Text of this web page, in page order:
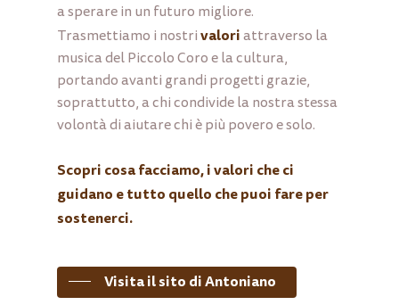
a sperare in un futuro migliore.
Trasmettiamo i nostri valori attraverso la
musica del Piccolo Coro e la cultura,
portando avanti grandi progetti grazie,
soprattutto, a chi condivide la nostra stessa
volontà di aiutare chi è più povero e solo.
Scopri cosa facciamo, i valori che ci
guidano e tutto quello che puoi fare per
sostenerci.
Visita il sito di Antoniano